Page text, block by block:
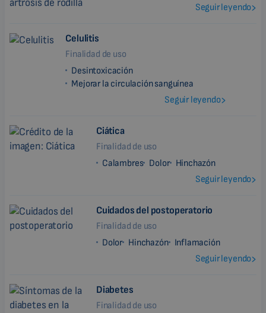
Seguir leyendo
Celulitis
Finalidad de uso
Desintoxicación
Mejorar la circulación sanguínea
Seguir leyendo
Ciática
Finalidad de uso
Calambres Dolor
Hinchazón
Seguir leyendo
Cuidados del postoperatorio
Finalidad de uso
Dolor Hinchazón
Inflamación
Seguir leyendo
Diabetes
Finalidad de uso